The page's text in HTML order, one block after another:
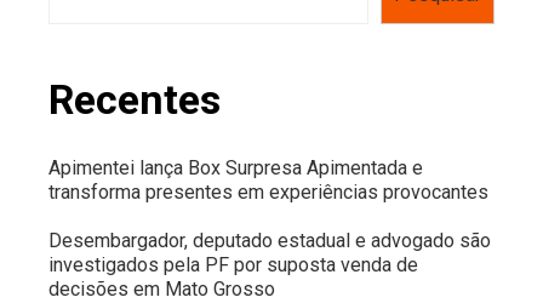
Recentes
Apimentei lança Box Surpresa Apimentada e
transforma presentes em experiências provocantes
Desembargador, deputado estadual e advogado são
investigados pela PF por suposta venda de
decisões em Mato Grosso